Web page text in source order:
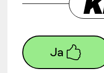
Ja